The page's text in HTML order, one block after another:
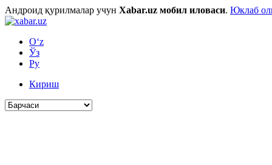
Андроид қурилмалар учун Xabar.uz мобил иловаси. Юклаб
O‘z
Ўз
Ру
Кириш